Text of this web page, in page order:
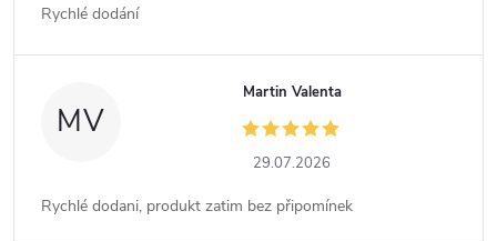
Rychlé dodání
MV
Martin Valenta
29.07.2026
Rychlé dodani, produkt zatim bez připomínek